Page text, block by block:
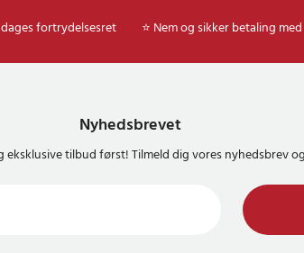
dages fortrydelsesret ⭐ Nem og sikker betaling
Nyhedsbrevet
eksklusive tilbud først! Tilmeld dig vores nyhedsbrev